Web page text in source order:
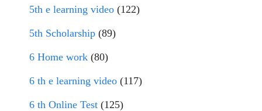
5th e learning video (122)
5th Scholarship (89)
6 Home work (80)
6 th e learning video (117)
6 th Online Test (125)